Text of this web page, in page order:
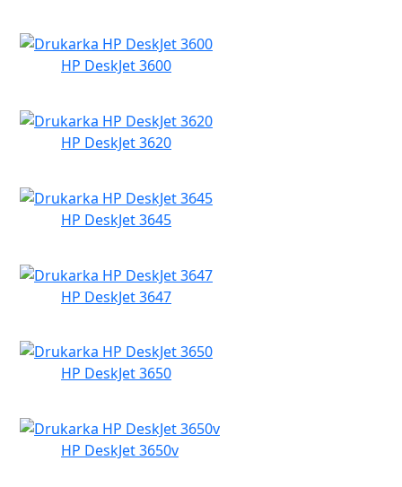
HP DeskJet 3600
HP DeskJet 3620
HP DeskJet 3645
HP DeskJet 3647
HP DeskJet 3650
HP DeskJet 3650v